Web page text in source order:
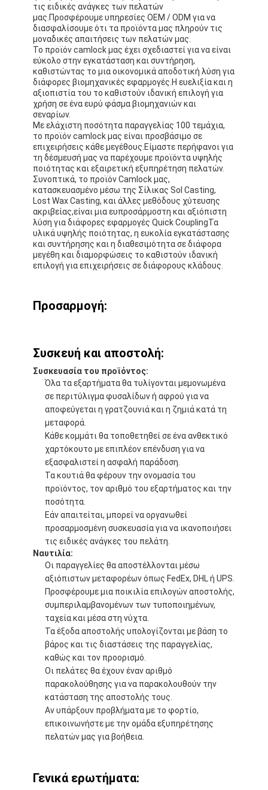
Ταινία υφασμάτων γυαλιού φύλλων αλουμινίου αργιλίου
Αντιμέτωπο φύλλο αλουμινίου έγγραφο της Kraft
Ύφασμα φίμπεργκλας φύλλων αλουμινίου αργιλίου
Scrim φύλλων αλουμινίου ταινία
Ταινία αγωγών υφασμάτων
Το διπλάσιο πλαισίωσε την κολλητική ταινία
Κολλητική ταινία της PET
Ρίψη επένδυσης ακρίβειας
Ηλεκτρική πίνακα μόνωσης
τις ειδικές ανάγκες των πελατών
μας.Προσφέρουμε υπηρεσίες OEM / ODM για να
διασφαλίσουμε ότι τα προϊόντα μας πληρούν τις
μοναδικές απαιτήσεις των πελατών μας.
Το προϊόν camlock μας έχει σχεδιαστεί για να είναι
εύκολο στην εγκατάσταση και συντήρηση,
καθιστώντας το μια οικονομικά αποδοτική λύση για
διάφορες βιομηχανικές εφαρμογές.Η ευελιξία και η
αξιοπιστία του το καθιστούν ιδανική επιλογή για
χρήση σε ένα ευρύ φάσμα βιομηχανιών και
σεναρίων.
Με ελάχιστη ποσότητα παραγγελίας 100 τεμάχια,
το προϊόν camlock μας είναι προσβάσιμο σε
επιχειρήσεις κάθε μεγέθους.Είμαστε περήφανοι για
τη δέσμευσή μας να παρέχουμε προϊόντα υψηλής
ποιότητας και εξαιρετική εξυπηρέτηση πελατών.
Συνοπτικά, το προϊόν Camlock μας,
κατασκευασμένο μέσω της Σίλικας Sol Casting,
Lost Wax Casting, και άλλες μεθόδους χύτευσης
ακριβείας,είναι μια ευπροσάρμοστη και αξιόπιστη
λύση για διάφορες εφαρμογές Quick CouplingΤα
υλικά υψηλής ποιότητας, η ευκολία εγκατάστασης
και συντήρησης και η διαθεσιμότητα σε διάφορα
μεγέθη και διαμορφώσεις το καθιστούν ιδανική
επιλογή για επιχειρήσεις σε διάφορους κλάδους.
Προσαρμογή:
Συσκευή και αποστολή:
Συσκευασία του προϊόντος:
Όλα τα εξαρτήματα θα τυλίγονται μεμονωμένα
σε περιτύλιγμα φυσαλίδων ή αφρού για να
αποφεύγεται η γρατζουνιά και η ζημιά κατά τη
μεταφορά.
Κάθε κομμάτι θα τοποθετηθεί σε ένα ανθεκτικό
χαρτόκουτο με επιπλέον επένδυση για να
εξασφαλιστεί η ασφαλή παράδοση.
Τα κουτιά θα φέρουν την ονομασία του
προϊόντος, τον αριθμό του εξαρτήματος και την
ποσότητα.
Εάν απαιτείται, μπορεί να οργανωθεί
προσαρμοσμένη συσκευασία για να ικανοποιήσει
τις ειδικές ανάγκες του πελάτη.
Ναυτιλία:
Οι παραγγελίες θα αποστέλλονται μέσω
αξιόπιστων μεταφορέων όπως FedEx, DHL ή UPS.
Προσφέρουμε μια ποικιλία επιλογών αποστολής,
συμπεριλαμβανομένων των τυποποιημένων,
ταχεία και μέσα στη νύχτα.
Τα έξοδα αποστολής υπολογίζονται με βάση το
βάρος και τις διαστάσεις της παραγγελίας,
καθώς και τον προορισμό.
Οι πελάτες θα έχουν έναν αριθμό
παρακολούθησης για να παρακολουθούν την
κατάσταση της αποστολής τους.
Αν υπάρξουν προβλήματα με το φορτίο,
επικοινωνήστε με την ομάδα εξυπηρέτησης
πελατών μας για βοήθεια.
Γενικά ερωτήματα: